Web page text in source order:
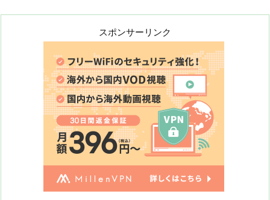
スポンサーリンク